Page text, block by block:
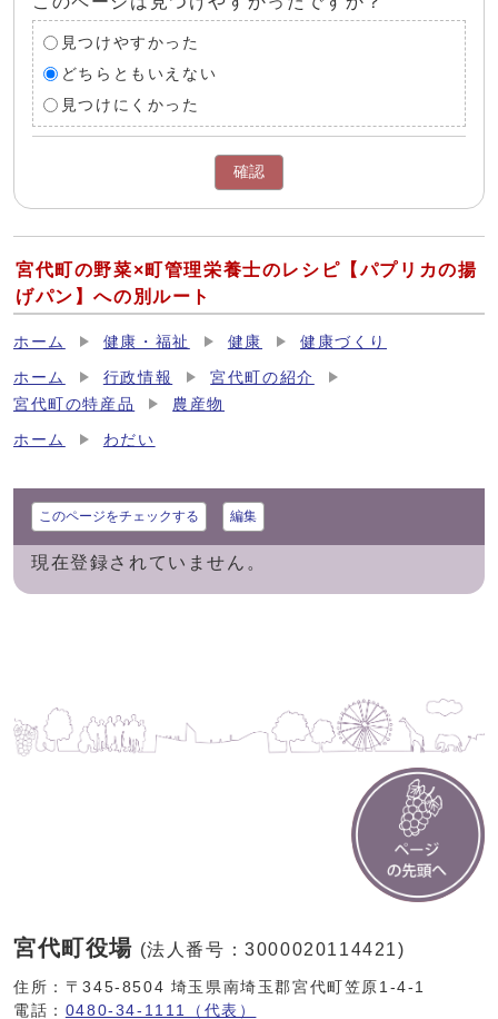
見つけやすかった
どちらともいえない
見つけにくかった
確認
宮代町の野菜×町管理栄養士のレシピ【パプリカの揚
げパン】への別ルート
ホーム 健康・福祉 健康 健康づくり
ホーム 行政情報
宮代町の紹介
宮代町の特産品
農産物
ホーム わだい
このページをチェックする 編集
現在登録されていません。
宮代町役場 (法人番号：3000020114421)
住所：〒345-8504 埼玉県南埼玉郡宮代町笠原1-4-1
電話： 0480-34-1111（代表）